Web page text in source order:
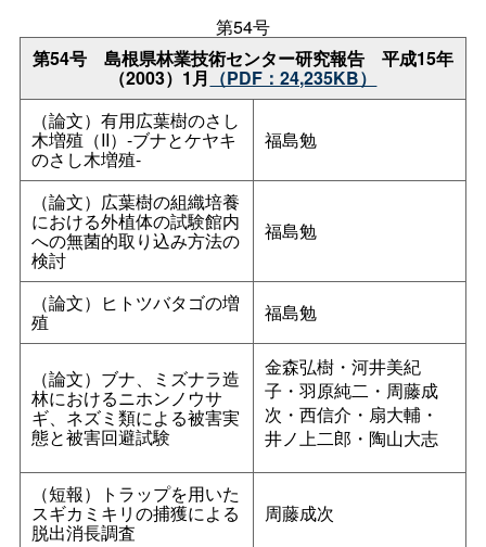
第54号
第54号 島根県林業技術センター研究報告 平成15年
（2003）1月 （PDF：24,235KB）
（論文）有用広葉樹のさし
木増殖（II）-ブナとケヤキ
のさし木増殖-
福島勉
（論文）広葉樹の組織培養
における外植体の試験館内
への無菌的取り込み方法の
検討
福島勉
（論文）ヒトツバタゴの増
殖 福島勉
（論文）ブナ、ミズナラ造
林におけるニホンノウサ
ギ、ネズミ類による被害実
態と被害回避試験
金森弘樹・河井美紀
子・羽原純二・周藤成
次・西信介・扇大輔・
井ノ上二郎・陶山大志
（短報）トラップを用いた
スギカミキリの捕獲による
脱出消長調査
周藤成次